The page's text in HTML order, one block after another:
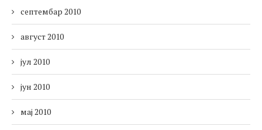
септембар 2010
август 2010
јул 2010
јун 2010
мај 2010